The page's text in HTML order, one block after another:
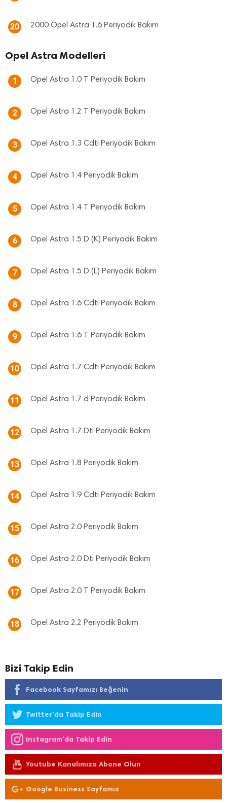
20 2000 Opel Astra 1.6 Periyodik Bakım
Opel Astra Modelleri
1 Opel Astra 1.0 T Periyodik Bakım
2 Opel Astra 1.2 T Periyodik Bakım
3 Opel Astra 1.3 Cdti Periyodik Bakım
4 Opel Astra 1.4 Periyodik Bakım
5 Opel Astra 1.4 T Periyodik Bakım
6 Opel Astra 1.5 D (K) Periyodik Bakım
7 Opel Astra 1.5 D (L) Periyodik Bakım
8 Opel Astra 1.6 Cdti Periyodik Bakım
9 Opel Astra 1.6 T Periyodik Bakım
10 Opel Astra 1.7 Cdti Periyodik Bakım
11 Opel Astra 1.7 d Periyodik Bakım
12 Opel Astra 1.7 Dti Periyodik Bakım
13 Opel Astra 1.8 Periyodik Bakım
14 Opel Astra 1.9 Cdti Periyodik Bakım
15 Opel Astra 2.0 Periyodik Bakım
16 Opel Astra 2.0 Dti Periyodik Bakım
17 Opel Astra 2.0 T Periyodik Bakım
18 Opel Astra 2.2 Periyodik Bakım
Bizi Takip Edin
Facebook Sayfamızı Beğenin
Twitter'da Takip Edin
Instagram'da Takip Edin
Youtube Kanalımıza Abone Olun
Google Business Sayfamız